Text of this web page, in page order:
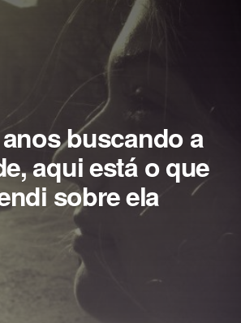
buscando a
aqui está o que
sobre ela